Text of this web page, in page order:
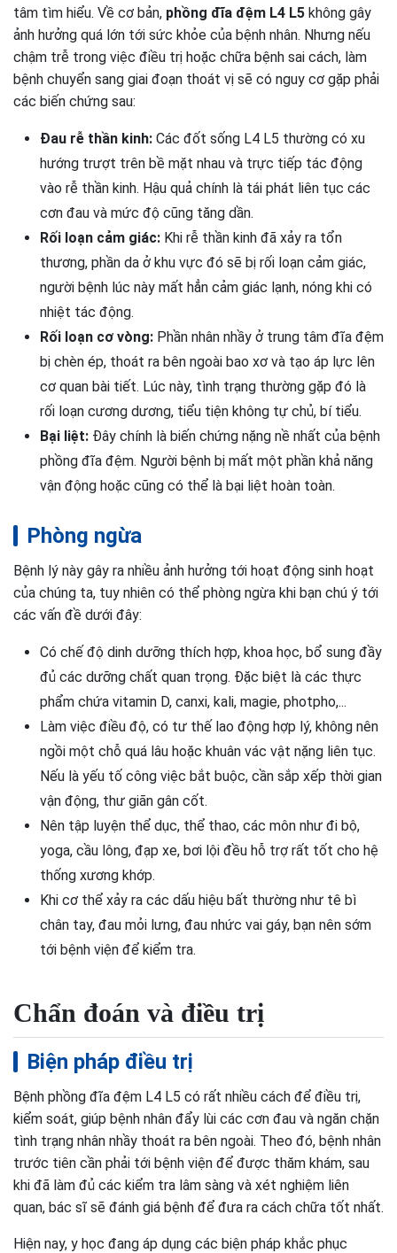
tâm tìm hiểu. Về cơ bản, phồng đĩa đệm L4 L5 không gây
ảnh hưởng quá lớn tới sức khỏe của bệnh nhân. Nhưng nếu
chậm trễ trong việc điều trị hoặc chữa bệnh sai cách, làm
bệnh chuyển sang giai đoạn thoát vị sẽ có nguy cơ gặp phải
các biến chứng sau:
Đau rễ thần kinh: Các đốt sống L4 L5 thường có xu
hướng trượt trên bề mặt nhau và trực tiếp tác động
vào rễ thần kinh. Hậu quả chính là tái phát liên tục các
cơn đau và mức độ cũng tăng dần.
Rối loạn cảm giác: Khi rễ thần kinh đã xảy ra tổn
thương, phần da ở khu vực đó sẽ bị rối loạn cảm giác,
người bệnh lúc này mất hẳn cảm giác lạnh, nóng khi có
nhiệt tác động.
Rối loạn cơ vòng: Phần nhân nhầy ở trung tâm đĩa đệm
bị chèn ép, thoát ra bên ngoài bao xơ và tạo áp lực lên
cơ quan bài tiết. Lúc này, tình trạng thường gặp đó là
rối loạn cương dương, tiểu tiện không tự chủ, bí tiểu.
Bại liệt: Đây chính là biến chứng nặng nề nhất của bệnh
phồng đĩa đệm. Người bệnh bị mất một phần khả năng
vận động hoặc cũng có thể là bại liệt hoàn toàn.
Phòng ngừa
Bệnh lý này gây ra nhiều ảnh hưởng tới hoạt động sinh hoạt
của chúng ta, tuy nhiên có thể phòng ngừa khi bạn chú ý tới
các vấn đề dưới đây:
Có chế độ dinh dưỡng thích hợp, khoa học, bổ sung đầy
đủ các dưỡng chất quan trọng. Đặc biệt là các thực
phẩm chứa vitamin D, canxi, kali, magie, photpho,...
Làm việc điều độ, có tư thế lao động hợp lý, không nên
ngồi một chỗ quá lâu hoặc khuân vác vật nặng liên tục.
Nếu là yếu tố công việc bắt buộc, cần sắp xếp thời gian
vận động, thư giãn gân cốt.
Nên tập luyện thể dục, thể thao, các môn như đi bộ,
yoga, cầu lông, đạp xe, bơi lội đều hỗ trợ rất tốt cho hệ
thống xương khớp.
Khi cơ thể xảy ra các dấu hiệu bất thường như tê bì
chân tay, đau mỏi lưng, đau nhức vai gáy, bạn nên sớm
tới bệnh viện để kiểm tra.
Chẩn đoán và điều trị
Biện pháp điều trị
Bệnh phồng đĩa đệm L4 L5 có rất nhiều cách để điều trị,
kiểm soát, giúp bệnh nhân đẩy lùi các cơn đau và ngăn chặn
tình trạng nhân nhầy thoát ra bên ngoài. Theo đó, bệnh nhân
trước tiên cần phải tới bệnh viện để được thăm khám, sau
khi đã làm đủ các kiểm tra lâm sàng và xét nghiệm liên
quan, bác sĩ sẽ đánh giá bệnh để đưa ra cách chữa tốt nhất.
Hiện nay, y học đang áp dụng các biện pháp khắc phục